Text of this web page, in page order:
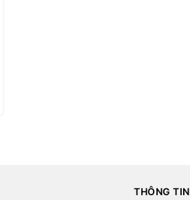
THÔNG TIN